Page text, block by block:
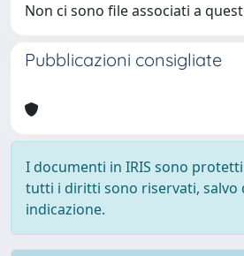
Non ci sono file associati a
Pubblicazioni consigliate
I documenti in IRIS sono
tutti i diritti sono riservati, salvo
indicazione.